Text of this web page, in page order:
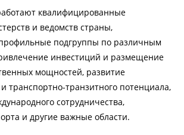
квалифицированные
и ведомств страны,
подгруппы по различным
инвестиций и размещение
мощностей, развитие
транспортно-транзитного потенциала,
сотрудничества,
и другие важные области.